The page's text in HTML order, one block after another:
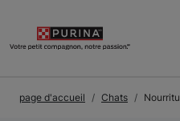
page d'accueil Chats